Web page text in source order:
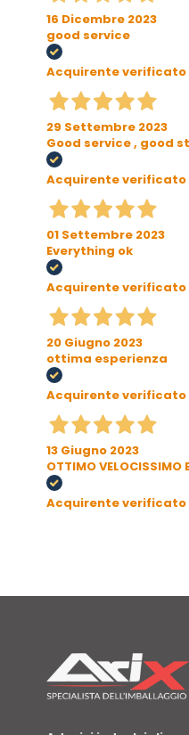
16 Dicembre 2023
good service
Acquirente verificato
29 Settembre 2023
Good service , good
Acquirente verificato
01 Settembre 2023
Everything ok
Acquirente verificato
20 Giugno 2023
ottima esperienza
Acquirente verificato
13 Giugno 2023
OTTIMO VELOCISSIMO
Acquirente verificato